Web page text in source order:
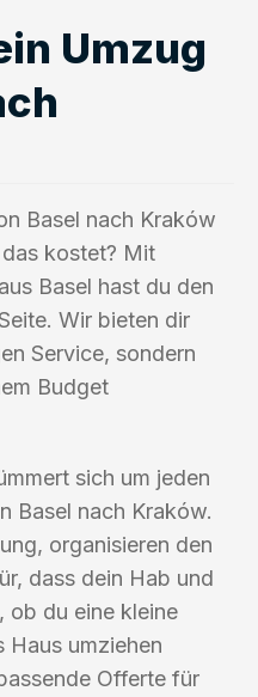
Umzug
Basel nach Kraków
kostet? Mit
Basel hast du den
Wir bieten dir
Service, sondern
Budget
sich um jeden
Basel nach Kraków.
organisieren den
dass dein Hab und
ob du eine kleine
Haus umziehen
Offerte für